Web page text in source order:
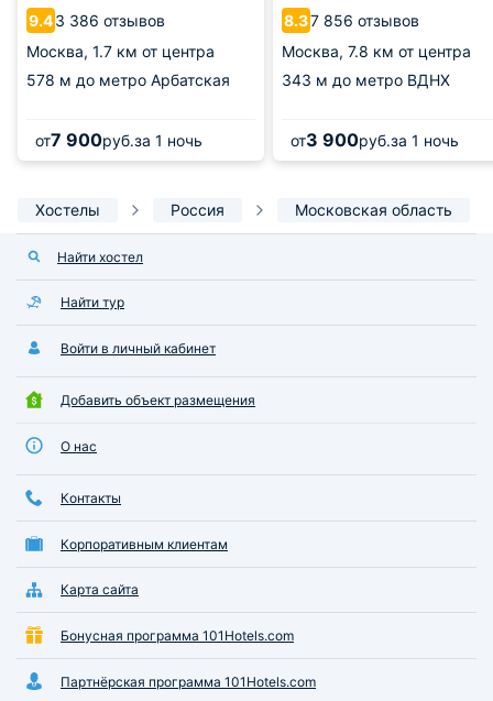
9.43 386 отзывов
Москва, 1.7 км от центра
578 м до метро Арбатская
от7 900руб.за 1 ночь
8.37 856 отзывов
Москва, 7.8 км от центра
343 м до метро ВДНХ
от3 900руб.за 1 ночь
Хостелы Россия Московская область
Найти хостел
Найти тур
Войти в личный кабинет
Добавить объект размещения
О нас
Контакты
Корпоративным клиентам
Карта сайта
Бонусная программа 101Hotels.com
Партнёрская программа 101Hotels.com